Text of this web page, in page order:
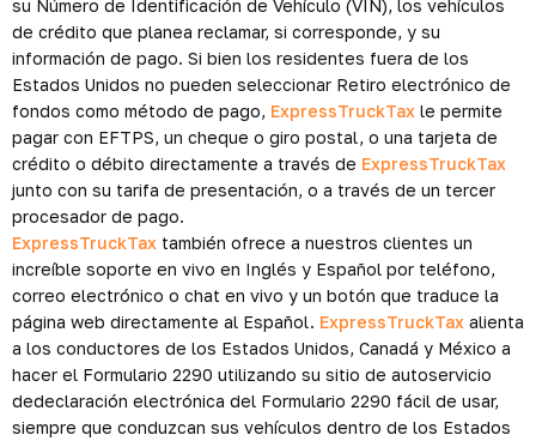
su Número de Identificación de Vehículo (VIN), los vehículos
de crédito que planea reclamar, si corresponde, y su
información de pago. Si bien los residentes fuera de los
Estados Unidos no pueden seleccionar Retiro electrónico de
fondos como método de pago, ExpressTruckTax le permite
pagar con EFTPS, un cheque o giro postal, o una tarjeta de
crédito o débito directamente a través de ExpressTruckTax
junto con su tarifa de presentación, o a través de un tercer
procesador de pago.
ExpressTruckTax también ofrece a nuestros clientes un
increíble soporte en vivo en Inglés y Español por teléfono,
correo electrónico o chat en vivo y un botón que traduce la
página web directamente al Español. ExpressTruckTax alienta
a los conductores de los Estados Unidos, Canadá y México a
hacer el Formulario 2290 utilizando su sitio de autoservicio
dedeclaración electrónica del Formulario 2290 fácil de usar,
siempre que conduzcan sus vehículos dentro de los Estados